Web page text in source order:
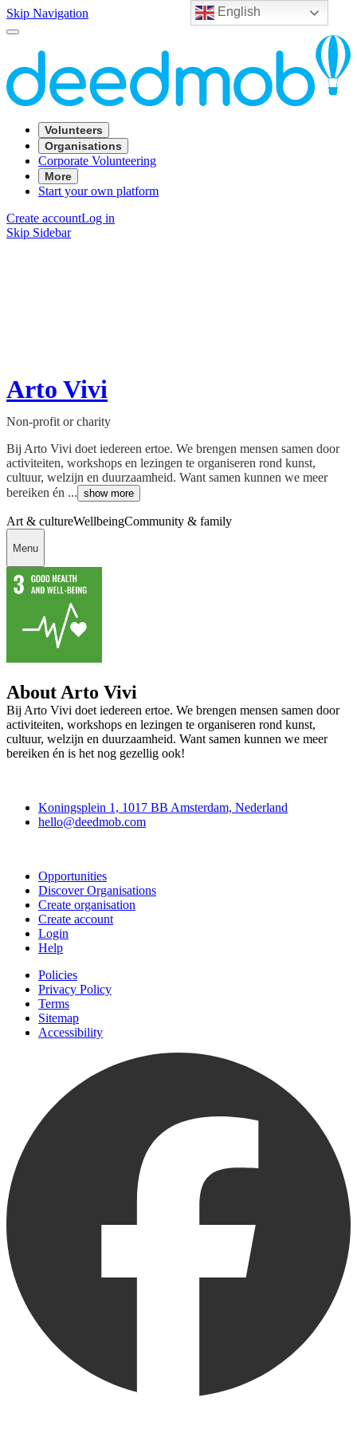
English
Skip Navigation
Volunteers
Organisations
Corporate Volunteering
More
Start your own platform
Create accountLog in
Skip Sidebar
Arto Vivi
Non-profit or charity
Bij Arto Vivi doet iedereen ertoe. We brengen mensen samen door
activiteiten, workshops en lezingen te organiseren rond kunst,
cultuur, welzijn en duurzaamheid. Want samen kunnen we meer
bereiken én ... show more
Art & cultureWellbeingCommunity & family
Menu
About Arto Vivi
Bij Arto Vivi doet iedereen ertoe. We brengen mensen samen door
activiteiten, workshops en lezingen te organiseren rond kunst,
cultuur, welzijn en duurzaamheid. Want samen kunnen we meer
bereiken én is het nog gezellig ook!
Koningsplein 1, 1017 BB Amsterdam, Nederland
hello@deedmob.com
Opportunities
Discover Organisations
Create organisation
Create account
Login
Help
Policies
Privacy Policy
Terms
Sitemap
Accessibility